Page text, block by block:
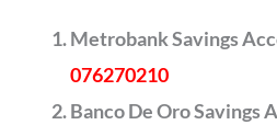
Metrobank Savings
076270210
Banco De Oro Savings